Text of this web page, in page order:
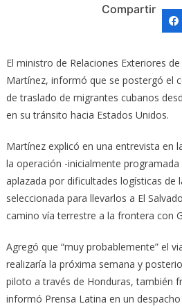
Compartir
El ministro de Relaciones Exteriores
Martínez, informó que se postergó el
de traslado de migrantes cubanos
en su tránsito hacia Estados Unidos.
Martínez explicó en una entrevista en
la operación -inicialmente
aplazada por dificultades logísticas de
seleccionada para llevarlos a El
camino vía terrestre a la frontera con
Agregó que “muy probablemente” el
realizaría la próxima semana y
piloto a través de Honduras, también
informó Prensa Latina en un